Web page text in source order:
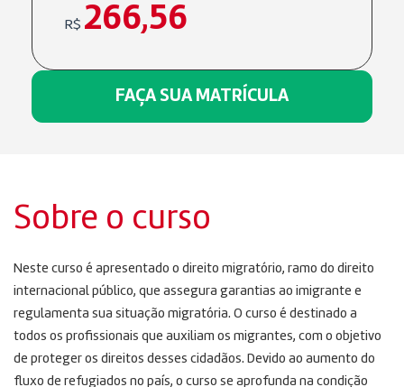
Sobre o curso
Neste curso é apresentado o direito migratório, ramo do direito
internacional público, que assegura garantias ao imigrante e
regulamenta sua situação migratória. O curso é destinado a
todos os profissionais que auxiliam os migrantes, com o objetivo
de proteger os direitos desses cidadãos. Devido ao aumento do
fluxo de refugiados no país, o curso se aprofunda na condição
R$ 266,56
FAÇA SUA MATRÍCULA